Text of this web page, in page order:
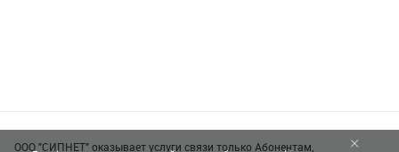
ООО "СИПНЕТ" оказывает услуги связи только Абонентам, ×